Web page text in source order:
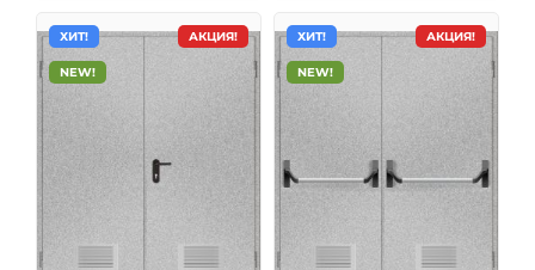
АКЦИЯ!
ХИТ!
NEW!
АКЦИЯ!
ХИТ!
NEW!